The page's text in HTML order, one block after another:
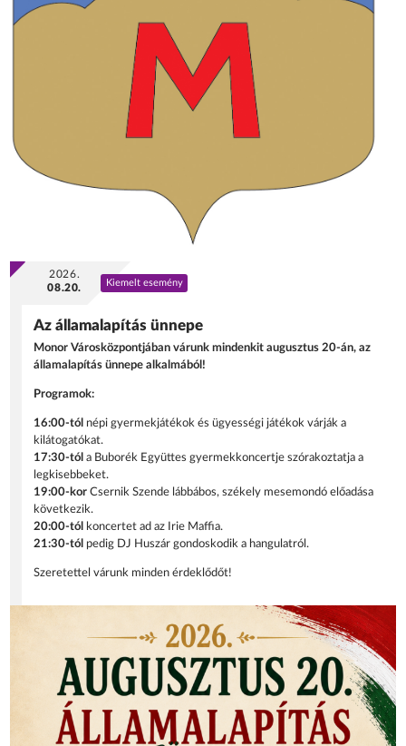
2026.
08.20.
Kiemelt esemény
Az államalapítás ünnepe
Monor Városközpontjában várunk mindenkit augusztus 20-án, az
államalapítás ünnepe alkalmából!
Programok:
16:00-tól népi gyermekjátékok és ügyességi játékok várják a
kilátogatókat.
17:30-tól a Buborék Együttes gyermekkoncertje szórakoztatja a
legkisebbeket.
19:00-korCsernik Szende lábbábos, székely mesemondó előadása
következik.
20:00-tól
koncertet ad az Irie Maffia.
21:30-tól pedig DJ Huszár gondoskodik a hangulatról.
Szeretettel várunk minden érdeklődőt!